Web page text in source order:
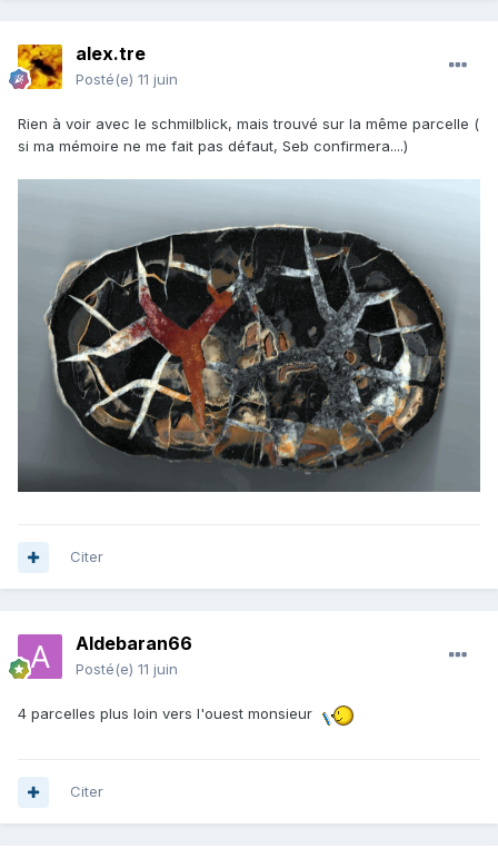
alex.tre
Posté(e) 11 juin
Rien à voir avec le schmilblick, mais trouvé sur la même parcelle (
si ma mémoire ne me fait pas défaut, Seb confirmera....)
Citer
Aldebaran66
Posté(e) 11 juin
4 parcelles plus loin vers l'ouest monsieur
Citer